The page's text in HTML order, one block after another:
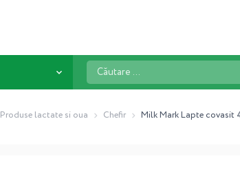
Căutare
...
Produse lactate si oua Chefir Milk Mark Lapte covasit